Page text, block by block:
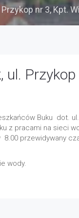
nr 3, Kpt.
Buku dot.
z pracami na sieci
przewidywany
wody.